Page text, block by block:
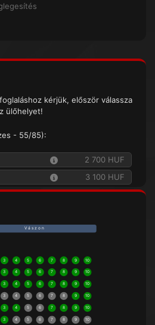
kérjük, először válassza
ülőhelyet!
- 55/85):
2 700 HUF
3 100 HUF
V á s z o n
3 4 5 6 7 8 9 10
3 4 5 6 7 8 9 10
3 4 5 6 7 8 9 10
3 4 5 6 7 8 9 10
3 4 5 6 7 8 9 10
3 4 5 6 7 8 9 10